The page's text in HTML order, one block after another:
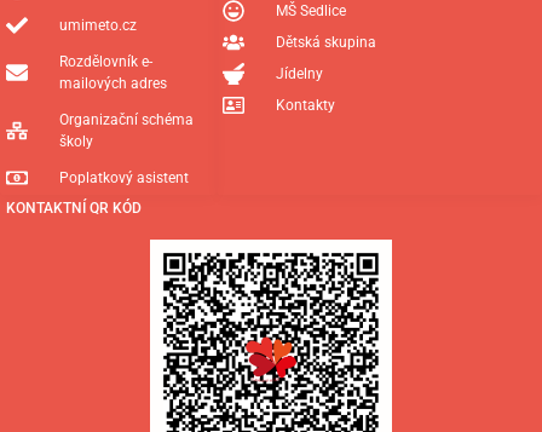
KONTAKTNÍ QR KÓD
MŠ Sedlice
Dětská skupina
Jídelny
Kontakty
umimeto.cz
Rozdělovník e-
mailových adres
Organizační schéma
školy
Poplatkový asistent